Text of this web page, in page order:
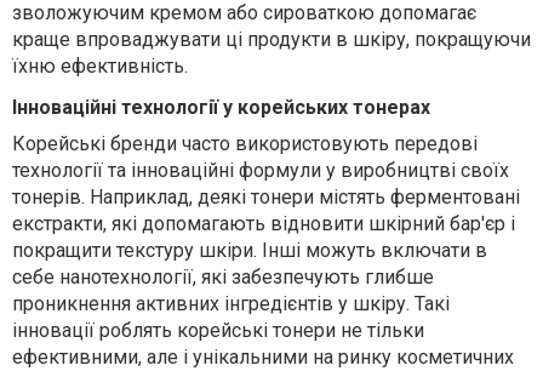
зволожуючим кремом або сироваткою допомагає
краще впроваджувати ці продукти в шкіру, покращуючи
їхню ефективність.
Інноваційні технології у корейських тонерах
Корейські бренди часто використовують передові
технології та інноваційні формули у виробництві своїх
тонерів. Наприклад, деякі тонери містять ферментовані
екстракти, які допомагають відновити шкірний бар'єр і
покращити текстуру шкіри. Інші можуть включати в
себе нанотехнології, які забезпечують глибше
проникнення активних інгредієнтів у шкіру. Такі
інновації роблять корейські тонери не тільки
ефективними, але і унікальними на ринку косметичних